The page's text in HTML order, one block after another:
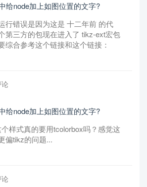
给node加上如图位置的文字?
行错误是因为这是 十二年前 的代
第三方的包现在进入了 tikz-ext宏包
综合参考这个链接和这个链接：
给node加上如图位置的文字?
样式真的要用tcolorbox吗？感觉这
偏tikz的问题...